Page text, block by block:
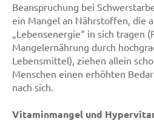
Beanspruchung bei
ein Mangel an Nährstoffen, die
„Lebensenergie“ in sich tragen
Mangelernährung durch
Lebensmittel), ziehen allein
Menschen einen erhöhten
nach sich.
Vitaminmangel und